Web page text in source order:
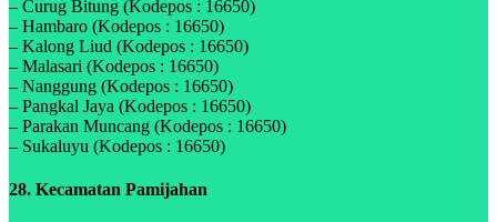
– Curug Bitung (Kodepos : 16650)
– Hambaro (Kodepos : 16650)
– Kalong Liud (Kodepos : 16650)
– Malasari (Kodepos : 16650)
– Nanggung (Kodepos : 16650)
– Pangkal Jaya (Kodepos : 16650)
– Parakan Muncang (Kodepos : 16650)
– Sukaluyu (Kodepos : 16650)
28. Kecamatan Pamijahan